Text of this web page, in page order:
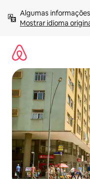
para
Mostrar idioma